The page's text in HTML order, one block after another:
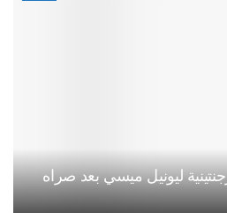
ليونيل ميسي بعد صراه